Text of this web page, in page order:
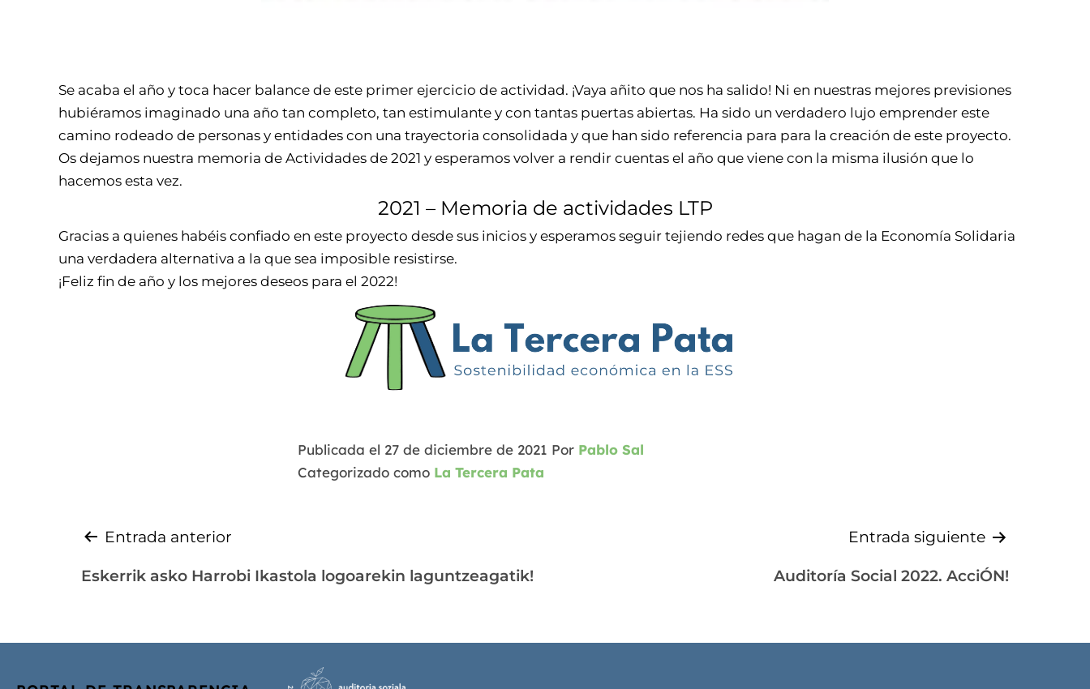
Se acaba el año y toca hacer balance de este primer ejercicio de actividad. ¡Vaya añito que nos ha salido! Ni en nuestras mejores previsiones
hubiéramos imaginado una año tan completo, tan estimulante y con tantas puertas abiertas. Ha sido un verdadero lujo emprender este
camino rodeado de personas y entidades con una trayectoria consolidada y que han sido referencia para para la creación de este proyecto.
Os dejamos nuestra memoria de Actividades de 2021 y esperamos volver a rendir cuentas el año que viene con la misma ilusión que lo
hacemos esta vez.
2021 – Memoria de actividades LTP
Gracias a quienes habéis confiado en este proyecto desde sus inicios y esperamos seguir tejiendo redes que hagan de la Economía Solidaria
una verdadera alternativa a la que sea imposible resistirse.
¡Feliz fin de año y los mejores deseos para el 2022!
Publicada el 27 de diciembre de 2021 Por Pablo Sal
Categorizado como La Tercera Pata
Entrada anterior
Eskerrik asko Harrobi Ikastola logoarekin laguntzeagatik!
Entrada siguiente
Auditoría Social 2022. AcciÓN!